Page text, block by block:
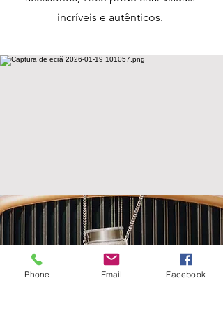
incríveis e autênticos.
Phone Email Facebook